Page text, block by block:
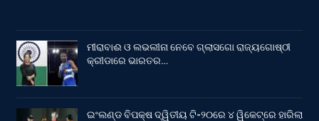
ମୀରାବାଈ ଓ ଲଭଲୀନା ନେବେ ଗ୍ଲାସଗୋ ରାଜ୍ୟଗୋଷ୍ଠୀ
କ୍ରୀଡାରେ ଭାରତର…
ଇଂଲଣ୍ଡ ବିପକ୍ଷ ଦ୍ୱିତୀୟ ଟି-୨୦ରେ ୪ ୱିକେଟ୍‌ରେ ହାରିଲା